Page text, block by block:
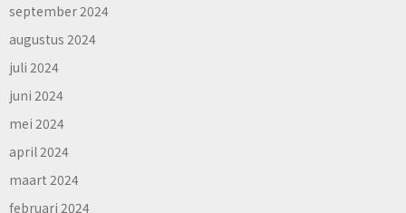
september 2024
augustus 2024
juli 2024
juni 2024
mei 2024
april 2024
maart 2024
februari 2024